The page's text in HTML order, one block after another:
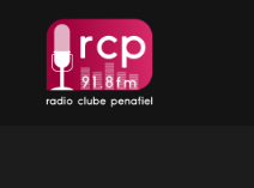
content